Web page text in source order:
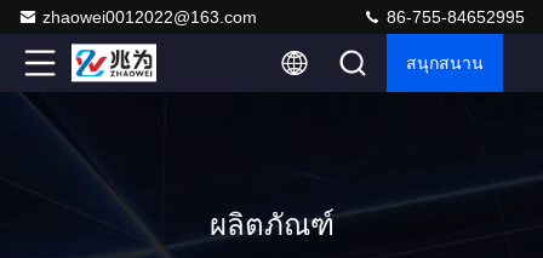
zhaowei0012022@163.com 86-755-84652995
สนุกสนาน
ผลิตภัณฑ์